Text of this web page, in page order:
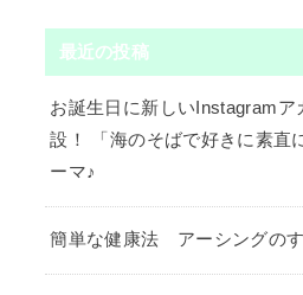
最近の投稿
お誕生日に新しいInstagramア
設！ 「海のそばで好きに素直
ーマ♪
簡単な健康法 アーシングの